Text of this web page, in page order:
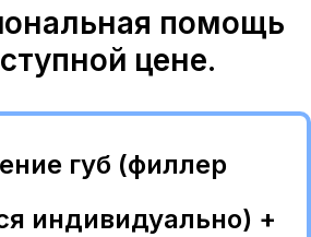
помощь
цене.
губ (филлер
индивидуально) +